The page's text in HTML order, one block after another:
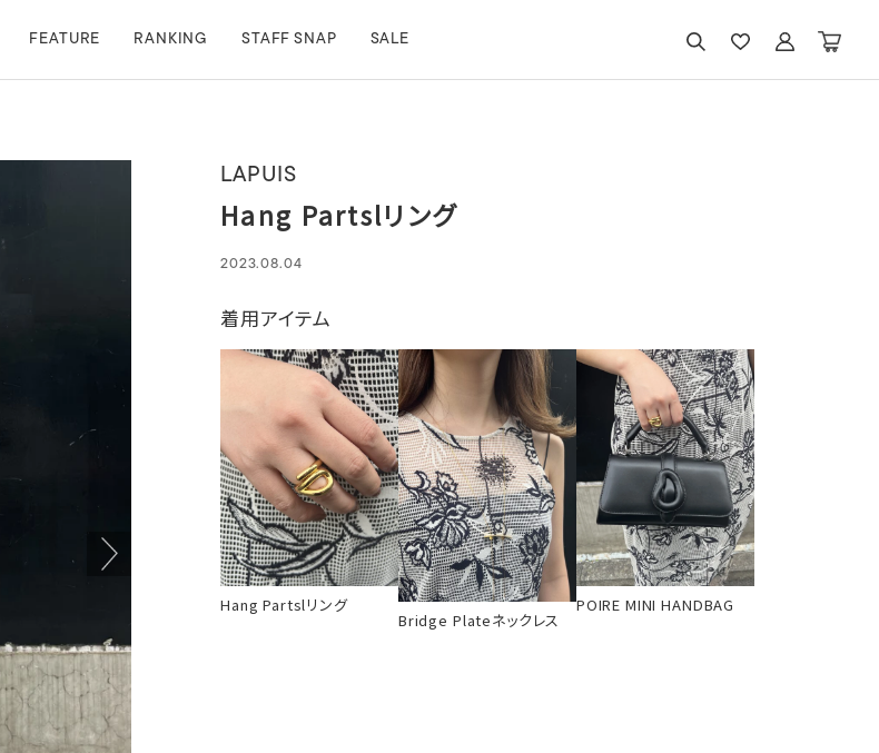
FEATURE RANKING STAFF SNAP SALE
LAPUIS
Hang Partslリング
2023.08.04
着用アイテム
Hang Partslリング
Bridge Plateネックレス
POIRE MINI HANDBAG